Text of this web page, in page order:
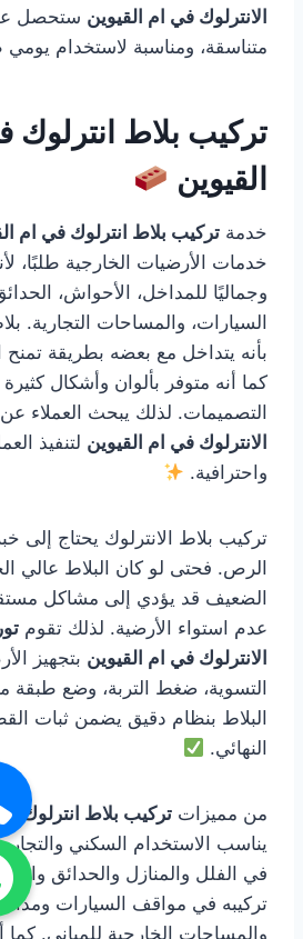
الانترلوك في ام القيوين ستحصل
متناسقة، ومناسبة لاستخدام
تركيب بلاط انترلوك
القيوين
خدمة تركيب بلاط انترلوك في ام
خدمات الأرضيات الخارجية طلبًا،
وجماليًا للمداخل، الأحواش،
السيارات، والمساحات التجارية.
بأنه يتداخل مع بعضه بطريقة تمنح
كما أنه متوفر بألوان وأشكال
التصميمات. لذلك يبحث العملاء عن
الانترلوك في ام القيوين لتنفيذ
واحترافية.
تركيب بلاط الانترلوك يحتاج إلى
الرص. فحتى لو كان البلاط عالي
الضعيف قد يؤدي إلى مشاكل
عدم استواء الأرضية. لذلك تقوم
الانترلوك في ام القيوين بتجهيز
التسوية، ضغط التربة، وضع طبقة
البلاط بنظام دقيق يضمن ثبات
النهائي.
من مميزات تركيب بلاط انترلوك
يناسب الاستخدام السكني
في الفلل والمنازل والحدائق
تركيبه في مواقف السيارات
والمساحات الخارجية للمباني. كما